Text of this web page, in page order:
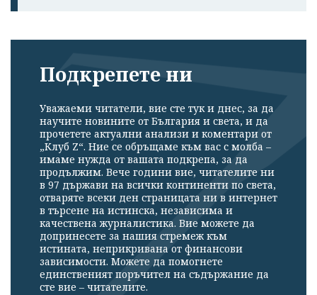
Подкрепете ни
Уважаеми читатели, вие сте тук и днес, за да
научите новините от България и света, и да
прочетете актуални анализи и коментари от
„Клуб Z“. Ние се обръщаме към вас с молба –
имаме нужда от вашата подкрепа, за да
продължим. Вече години вие, читателите ни
в 97 държави на всички континенти по света,
отваряте всеки ден страницата ни в интернет
в търсене на истинска, независима и
качествена журналистика. Вие можете да
допринесете за нашия стремеж към
истината, неприкривана от финансови
зависимости. Можете да помогнете
единственият поръчител на съдържание да
сте вие – читателите.